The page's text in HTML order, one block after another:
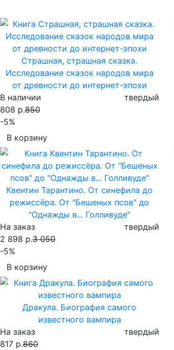
Страшная, страшная сказка.
Исследование сказок народов мира
от древности до интернет-эпохи
В наличии
твердый
808 р.850
-5%
В корзину
Квентин Тарантино. От синефила до
режиссёра. От "Бешеных псов" до
"Однажды в... Голливуде"
На заказ
твердый
2 898 р.3 050
-5%
В корзину
Дракула. Биография самого
известного вампира
На заказ
твердый
817 р.860